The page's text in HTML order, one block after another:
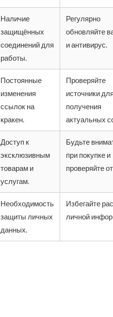
Наличие
защищённых
соединений для
работы.
Регулярно
обновляйте
и антивирус.
Постоянные
изменения
ссылок на
кракен.
Проверяйте
источники
получения
актуальных
Доступ к
эксклюзивным
товарам и
услугам.
Будьте
при покупке и
проверяйте
Необходимость
защиты личных
данных.
Избегайте
личной